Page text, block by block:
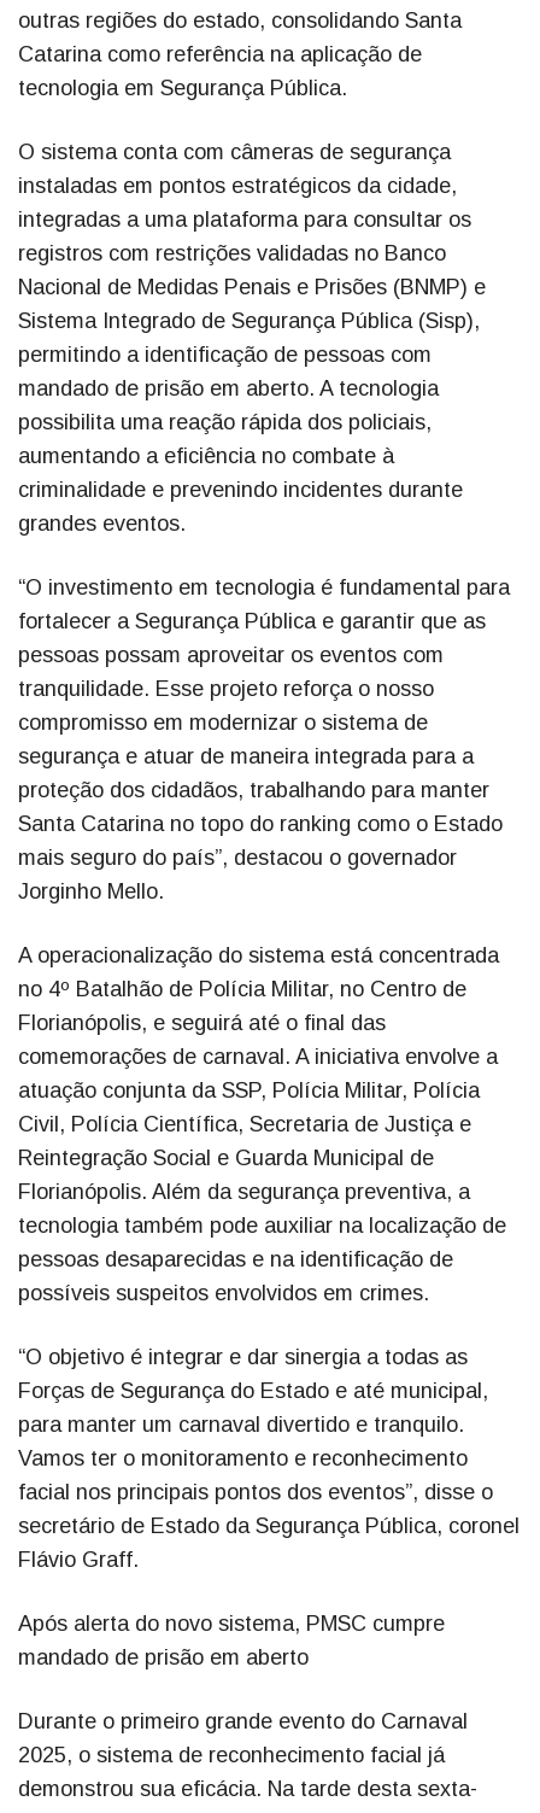
outras regiões do estado, consolidando Santa
Catarina como referência na aplicação de
tecnologia em Segurança Pública.
O sistema conta com câmeras de segurança
instaladas em pontos estratégicos da cidade,
integradas a uma plataforma para consultar os
registros com restrições validadas no Banco
Nacional de Medidas Penais e Prisões (BNMP) e
Sistema Integrado de Segurança Pública (Sisp),
permitindo a identificação de pessoas com
mandado de prisão em aberto. A tecnologia
possibilita uma reação rápida dos policiais,
aumentando a eficiência no combate à
criminalidade e prevenindo incidentes durante
grandes eventos.
“O investimento em tecnologia é fundamental para
fortalecer a Segurança Pública e garantir que as
pessoas possam aproveitar os eventos com
tranquilidade. Esse projeto reforça o nosso
compromisso em modernizar o sistema de
segurança e atuar de maneira integrada para a
proteção dos cidadãos, trabalhando para manter
Santa Catarina no topo do ranking como o Estado
mais seguro do país”, destacou o governador
Jorginho Mello.
A operacionalização do sistema está concentrada
no 4º Batalhão de Polícia Militar, no Centro de
Florianópolis, e seguirá até o final das
comemorações de carnaval. A iniciativa envolve a
atuação conjunta da SSP, Polícia Militar, Polícia
Civil, Polícia Científica, Secretaria de Justiça e
Reintegração Social e Guarda Municipal de
Florianópolis. Além da segurança preventiva, a
tecnologia também pode auxiliar na localização de
pessoas desaparecidas e na identificação de
possíveis suspeitos envolvidos em crimes.
“O objetivo é integrar e dar sinergia a todas as
Forças de Segurança do Estado e até municipal,
para manter um carnaval divertido e tranquilo.
Vamos ter o monitoramento e reconhecimento
facial nos principais pontos dos eventos”, disse o
secretário de Estado da Segurança Pública, coronel
Flávio Graff.
Após alerta do novo sistema, PMSC cumpre
mandado de prisão em aberto
Durante o primeiro grande evento do Carnaval
2025, o sistema de reconhecimento facial já
demonstrou sua eficácia. Na tarde desta sexta-